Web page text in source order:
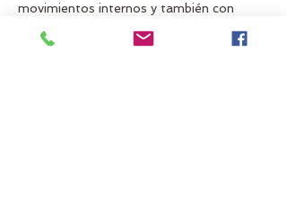
movimientos internos y también con
desbloquear y a expresarnos con total